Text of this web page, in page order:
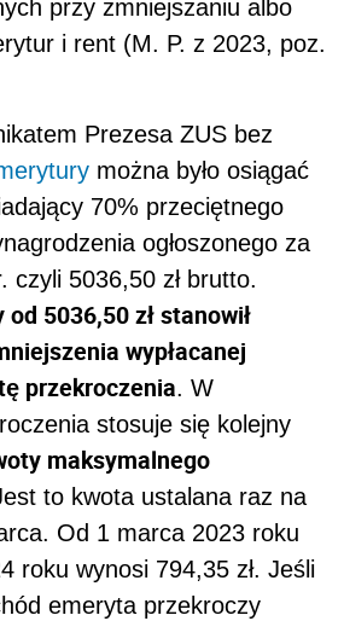
przy zmniejszaniu albo
i rent (M. P. z 2023, poz.
Prezesa ZUS bez
można było osiągać
70% przeciętnego
ogłoszonego za
czyli 5036,50 zł brutto.
5036,50 zł stanowił
wypłacanej
przekroczenia. W
stosuje się kolejny
maksymalnego
to kwota ustalana raz na
Od 1 marca 2023 roku
roku wynosi 794,35 zł. Jeśli
emeryta przekroczy